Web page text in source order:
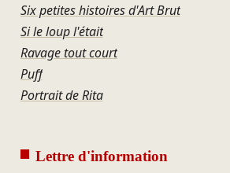
Six petites histoires d'Art Brut
Si le loup l'était
Ravage tout court
Puff
Portrait de Rita
Lettre d'information